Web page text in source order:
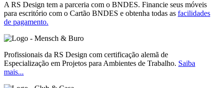
A RS Design tem a parceria com o BNDES. Financie seus móveis
para escritório com o Cartão BNDES e obtenha todas as facilidades
de pagamento.
Profissionais da RS Design com certificação alemã de
Especialização em Projetos para Ambientes de Trabalho. Saiba
mais...